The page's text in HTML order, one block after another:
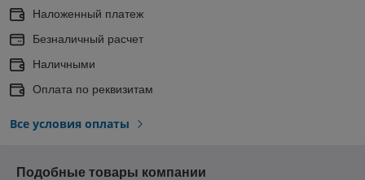
Наложенный платеж
Безналичный расчет
Наличными
Оплата по реквизитам
Все условия оплаты
Подобные товары компании